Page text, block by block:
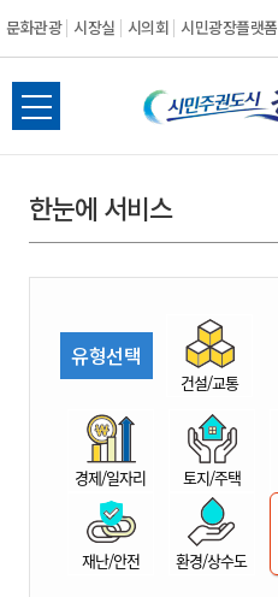
문화관광 시장실 시의회 시민광장플랫폼
시
민
권
시
산
전
체
뉴
열
한눈에 서비스
유형선택
건설/교통
경제/일자리 토지/주택
재난/안전 환경/상수도